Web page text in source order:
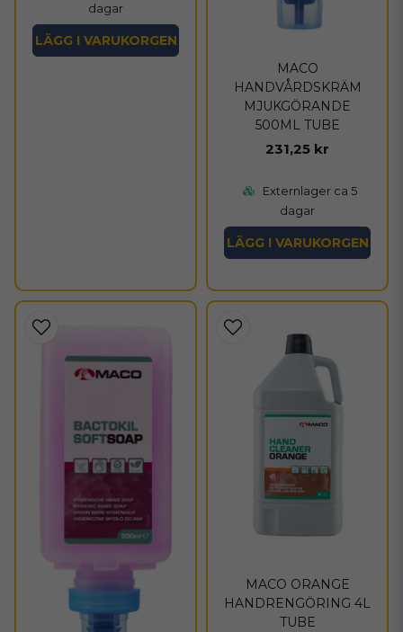
dagar
LÄGG I VARUKORGEN
MACO
HANDVÅRDSKRÄM
MJUKGÖRANDE
500ML TUBE
231,25 kr
Externlager ca 5
dagar
LÄGG I VARUKORGEN
MACO ORANGE
HANDRENGÖRING 4L
TUBE